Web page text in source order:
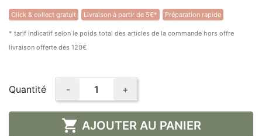
Click & collect gratuit Livraison à partir de 5€* Préparation rapide
* tarif indicatif selon le poids total des articles de la commande hors offre
livraison offerte dès 120€
Quantité - +
 AJOUTER AU PANIER